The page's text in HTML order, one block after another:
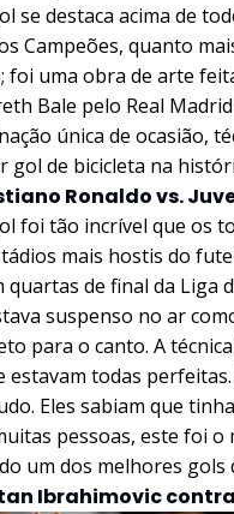
se destaca acima de
Campeões, quanto
foi uma obra de arte
Bale pelo Real
única de ocasião,
gol de bicicleta na
Ronaldo vs.
foi tão incrível que os
mais hostis do
quartas de final da Liga
suspenso no ar
para o canto. A
estavam todas
Eles sabiam que
pessoas, este foi
um dos melhores
Ibrahimovic